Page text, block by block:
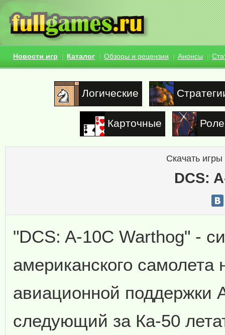
Новости игр Каталог Обзоры и рецензии Анонсы
Логические
Карточные
Скачать
DCS:
"DCS: A-10C Warthog" -
американского самолета
авиационной поддержки
следующий за Ка-50